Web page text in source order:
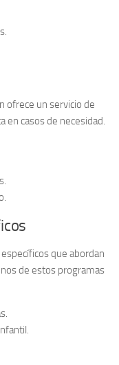
ofrece un servicio de
en casos de necesidad.
que abordan
de estos programas